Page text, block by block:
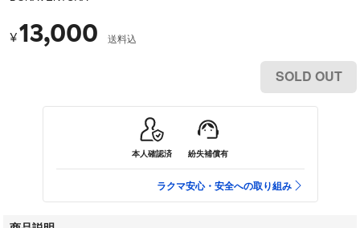
¥13,000 送料込
SOLD OUT
本人確認済 紛失補償有
ラクマ安心・安全への取り組み